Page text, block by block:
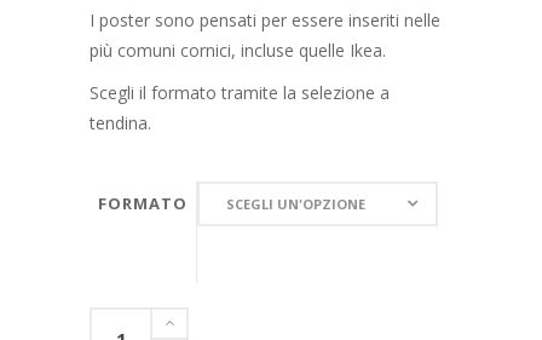
I poster sono pensati per essere inseriti nelle
più comuni cornici, incluse quelle Ikea.
Scegli il formato tramite la selezione a
tendina.
FORMATO SCEGLI UN'OPZIONE
FORMATO